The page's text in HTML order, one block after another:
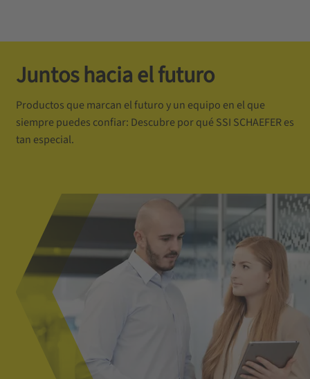
Juntos hacia el futuro
Productos que marcan el futuro y un equipo en el que
siempre puedes confiar: Descubre por qué SSI SCHAEFER es
tan especial.